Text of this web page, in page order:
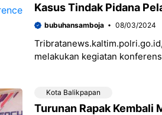
Kasus Tindak Pidana
dan Pornografi
bubuhansamboja 08/03/2024
melakukan kegiatan
Kota Balikpapan
Turunan Rapak Kembali